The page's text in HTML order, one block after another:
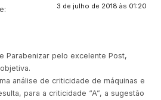
3 de julho de 2018 às 01:20
Parabenizar pelo excelente Post,
análise de criticidade de máquinas e
para a criticidade “A”, a sugestão